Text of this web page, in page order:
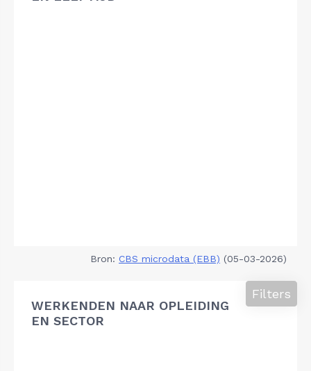
Bron: CBS microdata (EBB) (05-03-2026)
WERKENDEN NAAR OPLEIDING
EN SECTOR
Filters